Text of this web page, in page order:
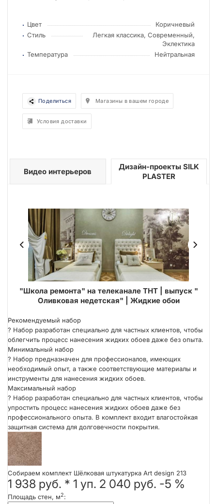
Цвет
Коричневый
Стиль
Легкая классика, Современный,
Эклектика
Температура
Нейтральная
Поделиться Магазины в вашем городе
Условия доставки
Видео интерьеров
Дизайн-проекты SILK
PLASTER
"Школа ремонта" на телеканале ТНТ | выпуск "
Оливковая недетская" | Жидкие обои
Рекомендуемый набор
? Набор разработан специально для частных клиентов, чтобы
облегчить процесс нанесения жидких обоев даже без опыта.
Минимальный набор
? Набор предназначен для профессионалов, имеющих
необходимый опыт, а также соответствующие материалы и
инструменты для нанесения жидких обоев.
Максимальный набор
? Набор разработан специально для частных клиентов, чтобы
упростить процесс нанесения жидких обоев даже без
профессионального опыта. В комплект входит влагостойкая
защитная система для долговечности покрытия.
Собираем комплект Шёлковая штукатурка Art design 213
1 938 руб. * 1 уп. 2 040 руб. -5 %
Площадь стен, м2: